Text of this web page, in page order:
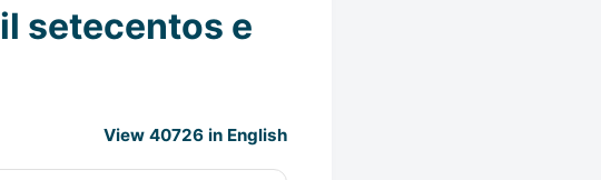
setecentos e
View 40726 in English